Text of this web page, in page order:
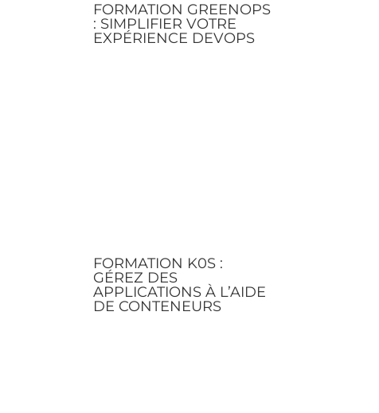
FORMATION GREENOPS
: SIMPLIFIER VOTRE
EXPÉRIENCE DEVOPS
FORMATION K0S :
GÉREZ DES
APPLICATIONS À L’AIDE
DE CONTENEURS